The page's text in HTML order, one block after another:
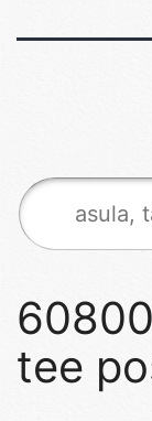
tee